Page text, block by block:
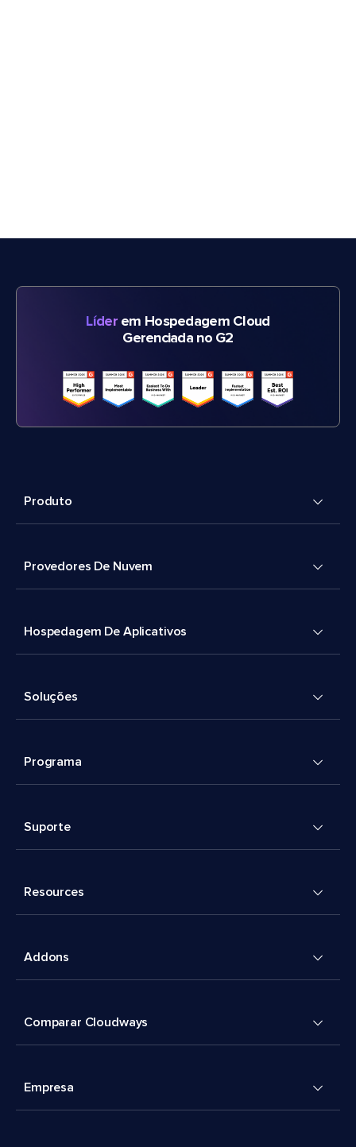
Líderem Hospedagem Cloud
Gerenciada no G2
Produto
Provedores De Nuvem
Hospedagem De Aplicativos
Soluções
Programa
Suporte
Resources
Addons
Comparar Cloudways
Empresa